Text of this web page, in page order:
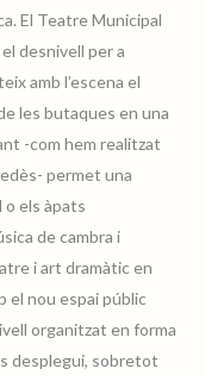
Teatro-Municipal-de-Santa-
Teatro-Municipal-de-Santa-
Perpetua-de-la-Mogoda-06
El Teatre Municipal
desnivell per a
amb l’escena el
les butaques en una
-com hem realitzat
permet una
o els àpats
de cambra i
i art dramàtic en
el nou espai públic
organitzat en forma
desplegui, sobretot